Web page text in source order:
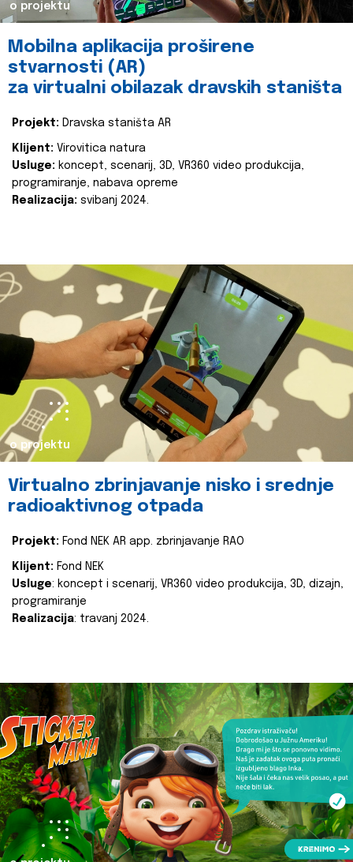
o projektu
Mobilna aplikacija proširene
stvarnosti (AR)
za virtualni obilazak dravskih staništa
Projekt: Dravska staništa AR
Klijent: Virovitica natura
Usluge: koncept, scenarij, 3D, VR360 video produkcija,
programiranje, nabava opreme
Realizacija: svibanj 2024.
o projektu
Virtualno zbrinjavanje nisko i srednje
radioaktivnog otpada
Projekt: Fond NEK AR app. zbrinjavanje RAO
Klijent: Fond NEK
Usluge: koncept i scenarij, VR360 video produkcija, 3D, dizajn,
programiranje
Realizacija: travanj 2024.